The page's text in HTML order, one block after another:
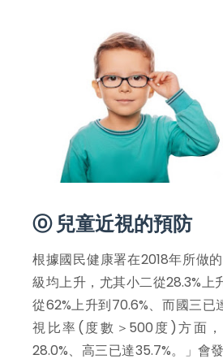
ⓞ 兒童近視的預防
根據國民健康署在2018年所做
級均上升，尤其小二從28.3%上
從62%上升到70.6%、而國三已
視比率(度數＞500度)方面，
28.0%、高三已達35.7%。」會